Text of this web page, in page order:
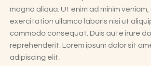
magna aliqua. Ut enim ad minim
exercitation ullamco laboris nisi ut
commodo consequat. Duis aute irure
reprehenderit. Lorem ipsum dolor sit
adipiscing elit.